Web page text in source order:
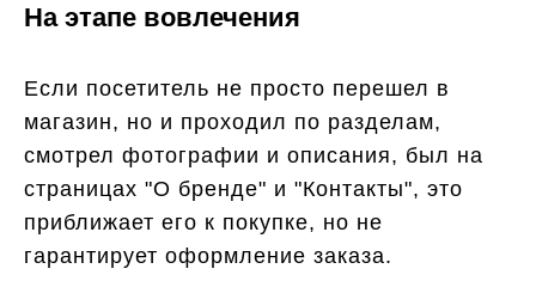
На этапе вовлечения
Если посетитель не просто перешел в
магазин, но и проходил по разделам,
смотрел фотографии и описания, был на
страницах "О бренде" и "Контакты", это
приближает его к покупке, но не
гарантирует оформление заказа.